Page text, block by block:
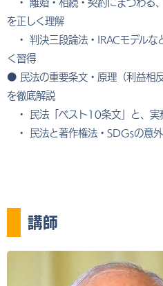
・ 離婚・相続・契約にまつわる
を正しく理解
・ 判決三段論法・IRACモデルな
く習得
● 民法の重要条文・原理（利益相
を徹底解説
・ 民法「ベスト10条文」と、実
・ 民法と著作権法・SDGsの意
講師